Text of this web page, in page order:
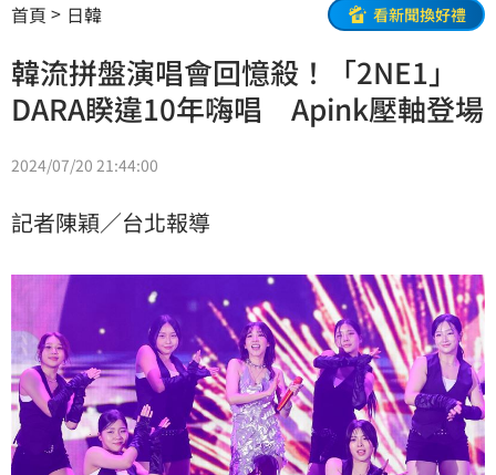
首頁 日韓 看新聞換好禮
韓流拼盤演唱會回憶殺！「2NE1」
DARA睽違10年嗨唱 Apink壓軸登場
2024/07/20 21:44:00
記者陳穎／台北報導